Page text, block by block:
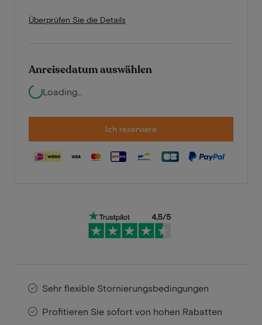
Überprüfen Sie die Details
Anreisedatum auswählen
Loading...
Ich reserviere
Sehr flexible Stornierungsbedingungen
Profitieren Sie sofort von hohen Rabatten